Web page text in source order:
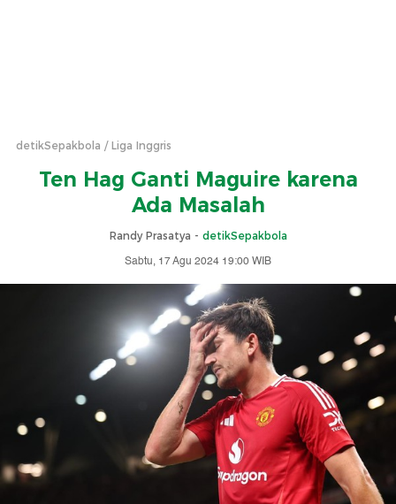
detikSepakbola Liga Inggris
Ten Hag Ganti Maguire karena
Ada Masalah
Randy Prasatya - detikSepakbola
Sabtu, 17 Agu 2024 19:00 WIB